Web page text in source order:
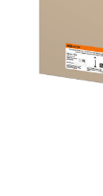
изображение